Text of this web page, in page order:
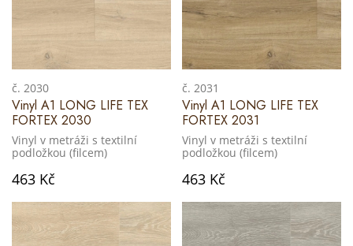
REFERENCE
SOUTĚŽ
KONTAKT
č. 2030
Vinyl A1 LONG LIFE TEX
FORTEX 2030
Vinyl v metráži s textilní
podložkou (filcem)
463 Kč
č. 2031
Vinyl A1 LONG LIFE TEX
FORTEX 2031
Vinyl v metráži s textilní
podložkou (filcem)
463 Kč